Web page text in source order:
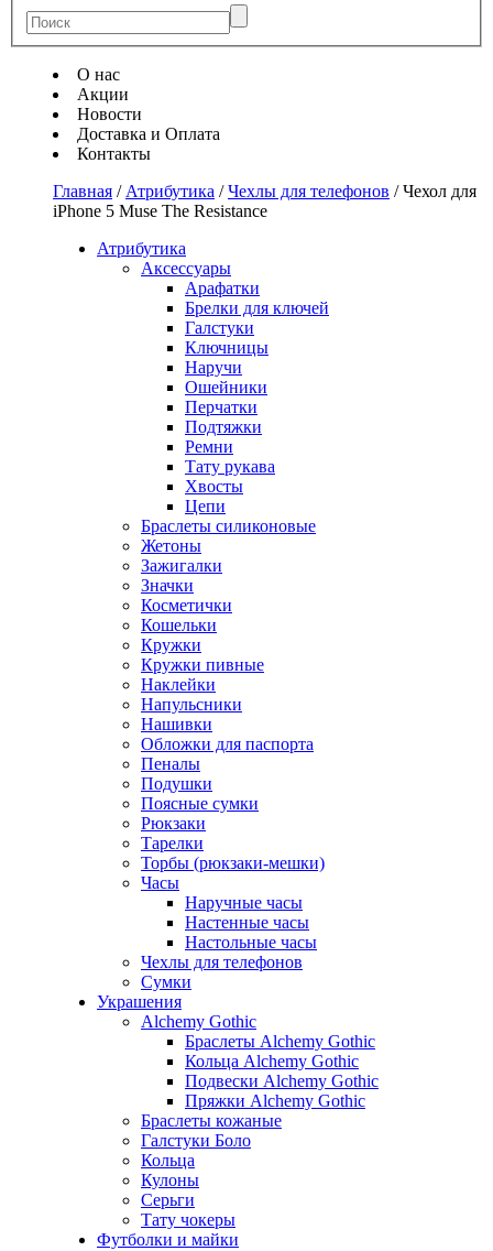
О нас
Акции
Новости
Доставка и Оплата
Контакты
Главная / Атрибутика /Чехлы для телефонов /Чехол для
iPhone 5 Muse The Resistance
Атрибутика
Аксессуары
Арафатки
Брелки для ключей
Галстуки
Ключницы
Наручи
Ошейники
Перчатки
Подтяжки
Ремни
Тату рукава
Хвосты
Цепи
Браслеты силиконовые
Жетоны
Зажигалки
Значки
Косметички
Кошельки
Кружки
Кружки пивные
Наклейки
Напульсники
Нашивки
Обложки для паспорта
Пеналы
Подушки
Поясные сумки
Рюкзаки
Тарелки
Торбы (рюкзаки-мешки)
Часы
Наручные часы
Настенные часы
Настольные часы
Чехлы для телефонов
Сумки
Украшения
Alchemy Gothic
Браслеты Alchemy Gothic
Кольца Alchemy Gothic
Подвески Alchemy Gothic
Пряжки Alchemy Gothic
Браслеты кожаные
Галстуки Боло
Кольца
Кулоны
Серьги
Тату чокеры
Футболки и майки